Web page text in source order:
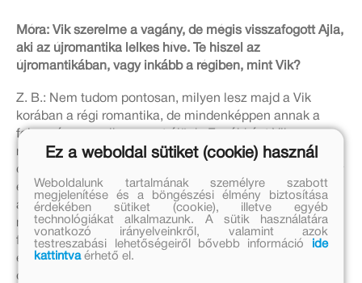
Móra: Vik szerelme a vagány, de mégis visszafogott Ajla,
aki az újromantika lelkes híve. Te hiszel az
újromantikában, vagy inkább a régiben, mint Vik?
Z. B.: Nem tudom pontosan, milyen lesz majd a Vik
korában a régi romantika, de mindenképpen annak a
folyománya, amiben most élünk. Egyébként Vik sem a
régi romantikában hisz, nem is tud sokat a városi
divatokról, egyszerűen csak szerelmes Ajlába. És amikor
először hall az új romantikáról, akkor bámul, mint borjú
az új kapura. Az új romantika egyfajta „szüzességi
mozgalom”, amely a regény jelenében hódít a fiatalok,
főleg a lányok között. Látják, hogy a szüleik hogyan
éltek, és nem tetszik nekik. Ők nem akarják elsietni a
dolgokat.
Ez a weboldal sütiket (cookie) használ
Weboldalunk tartalmának személyre szabott
megjelenítése és a böngészési élmény biztosítása
érdekében sütiket (cookie), illetve egyéb
technológiákat alkalmazunk. A sütik használatára
vonatkozó irányelveinkről, valamint azok
testreszabási lehetőségeiről bővebb információ
ide
kattintvaérhető el.